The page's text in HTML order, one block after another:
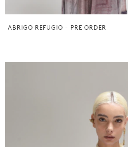
ABRIGO REFUGIO - PRE ORDER